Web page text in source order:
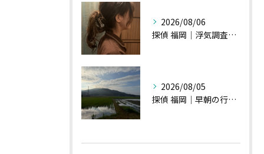
2026/08/06
探偵 福岡｜浮気調査の現場から・・・・チハルさん特集
2026/08/05
探偵 福岡｜早朝の行動調査、初見一発勝負のような・・・・